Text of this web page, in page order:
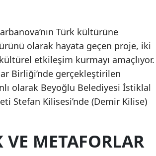
Türk kültürüne
olarak hayata geçen proje, iki
etkileşim kurmayı amaçlıyor.
Birliği’nde gerçekleştirilen
olarak Beyoğlu Belediyesi İstiklal
Stefan Kilisesi’nde (Demir Kilise)
METAFORLAR